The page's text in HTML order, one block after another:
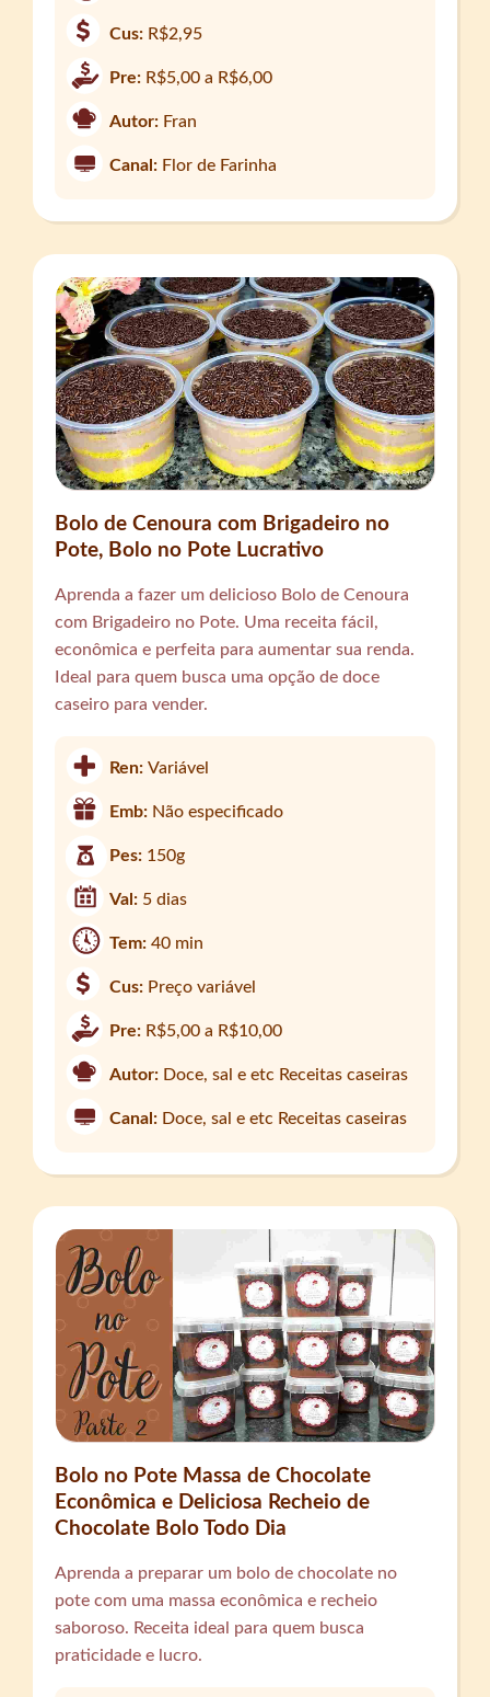
Cus: R$2,95
Pre: R$5,00 a R$6,00
Autor: Fran
Canal: Flor de Farinha
Bolo de Cenoura com Brigadeiro no
Pote, Bolo no Pote Lucrativo
Aprenda a fazer um delicioso Bolo de Cenoura
com Brigadeiro no Pote. Uma receita fácil,
econômica e perfeita para aumentar sua renda.
Ideal para quem busca uma opção de doce
caseiro para vender.
Ren:Variável
Emb: Não especificado
Pes: 150g
Val: 5 dias
Tem:40 min
Cus: Preço variável
Pre: R$5,00 a R$10,00
Autor: Doce, sal e etc Receitas caseiras
Canal: Doce, sal e etc Receitas caseiras
Bolo no Pote Massa de Chocolate
Econômica e Deliciosa Recheio de
Chocolate Bolo Todo Dia
Aprenda a preparar um bolo de chocolate no
pote com uma massa econômica e recheio
saboroso. Receita ideal para quem busca
praticidade e lucro.